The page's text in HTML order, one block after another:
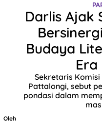
Darlis Ajak
Budaya
Sekretaris Komisi
Pattalongi, sebut
pondasi dalam
Oleh